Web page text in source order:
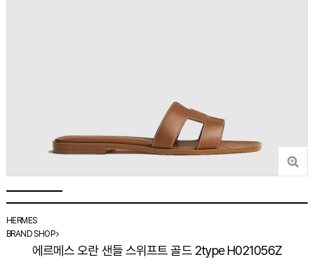
HERMES
BRAND SHOP
에르메스 오란 샌들 스위프트 골드 2type H021056Z